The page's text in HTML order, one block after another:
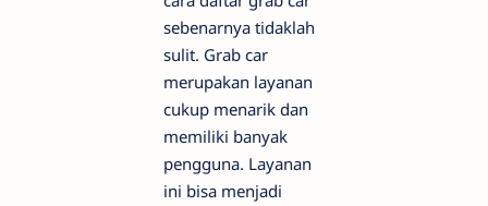
sebenarnya tidaklah
sulit. Grab car
merupakan layanan
cukup menarik dan
memiliki banyak
pengguna. Layanan
ini bisa menjadi